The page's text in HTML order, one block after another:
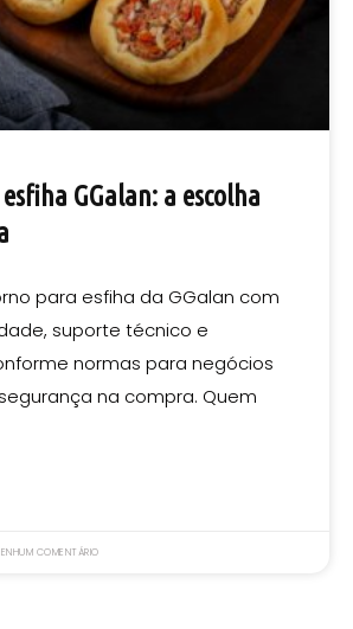
GGalan: a escolha
para esfiha da GGalan com
suporte técnico e
normas para negócios
na compra. Quem
COMENTÁRIO